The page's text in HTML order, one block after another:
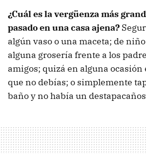
¿Cuál es la vergüenza más
pasado en una casa ajena?
algún vaso o una maceta; de
alguna grosería frente a los
amigos; quizá en alguna ocasión
que no debías; o simplemente
baño y no había un